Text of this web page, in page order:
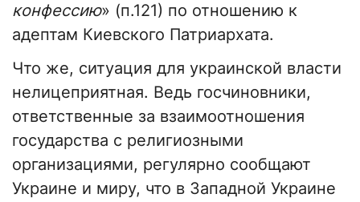
конфессию» (п.121) по отношению к
адептам Киевского Патриархата.
Что же, ситуация для украинской власти
нелицеприятная. Ведь госчиновники,
ответственные за взаимоотношения
государства с религиозными
организациями, регулярно сообщают
Украине и миру, что в Западной Украине